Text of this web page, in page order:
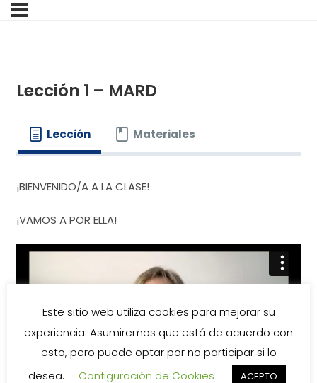
Lección 1 – MARD
Lección Materiales
¡BIENVENIDO/A A LA CLASE!
¡VAMOS A POR ELLA!
Este sitio web utiliza cookies para mejorar su
experiencia. Asumiremos que está de acuerdo con
esto, pero puede optar por no participar si lo
desea.
Configuración de Cookies ACEPTO